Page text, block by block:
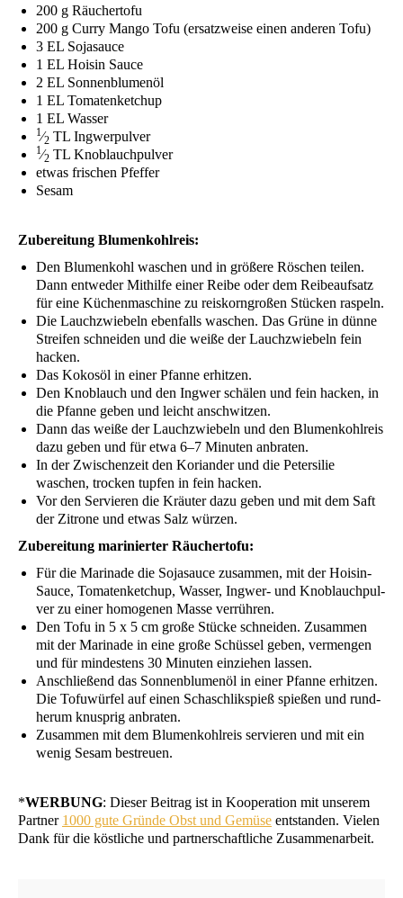
200 g Räuchertofu
200 g Cur­ry Man­go Tofu (ersatz­wei­se einen ande­ren Tofu)
3 EL Sojasauce
1 EL Hoi­sin Sauce
2 EL Sonnenblumenöl
1 EL Tomatenketchup
1 EL Wasser
1⁄2 TL Ingwerpulver
1⁄2 TL Knoblauchpulver
etwas fri­schen Pfeffer
Sesam
Zube­rei­tung Blumenkohlreis:
Den Blu­men­kohl waschen und in grö­ße­re Rös­chen tei­len.
Dann ent­we­der Mit­hil­fe einer Rei­be oder dem Rei­be­auf­satz
für eine Küchen­ma­schi­ne zu reis­korn­gro­ßen Stü­cken raspeln.
Die Lauch­zwie­beln eben­falls waschen. Das Grü­ne in dün­ne
Strei­fen schnei­den und die wei­ße der Lauch­zwie­beln fein
hacken.
Das Kokos­öl in einer Pfan­ne erhitzen.
Den Knob­lauch und den Ing­wer schä­len und fein hacken, in
die Pfan­ne geben und leicht anschwitzen.
Dann das wei­ße der Lauch­zwie­beln und den Blu­men­kohl­reis
dazu geben und für etwa 6–7 Minu­ten anbraten.
In der Zwi­schen­zeit den Kori­an­der und die Peter­si­lie
waschen, tro­cken tup­fen in fein hacken.
Vor den Ser­vie­ren die Kräu­ter dazu geben und mit dem Saft
der Zitro­ne und etwas Salz würzen.
Zube­rei­tung mari­nier­ter Räuchertofu:
Für die Mari­na­de die Soja­sauce zusam­men, mit der Hoi­sin-
Sau­ce, Toma­ten­ket­chup, Was­ser, Ing­wer- und Knob­lauch­pul­
ver zu einer homo­ge­nen Mas­se verrühren.
Den Tofu in 5 x 5 cm gro­ße Stü­cke schnei­den. Zusam­men
mit der Mari­na­de in eine gro­ße Schüs­sel geben, ver­men­gen
und für min­des­tens 30 Minu­ten ein­zie­hen lassen.
Anschlie­ßend das Son­nen­blu­men­öl in einer Pfan­ne erhit­zen.
Die Tofu­wür­fel auf einen Schasch­lik­spieß spie­ßen und rund­
her­um knusp­rig anbraten.
Zusam­men mit dem Blu­men­kohl­reis ser­vie­ren und mit ein
wenig Sesam bestreuen.
*WERBUNG: Die­ser Bei­trag ist in Koope­ra­ti­on mit unse­rem
Part­ner 1000 gute Grün­de Obst und Gemü­se ent­stan­den. Vie­len
Dank für die köst­li­che und part­ner­schaft­li­che Zusammenarbeit.